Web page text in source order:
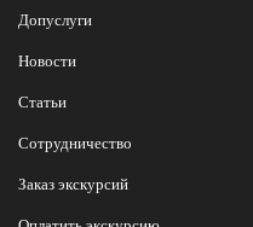
Допуслуги
Новости
Статьи
Сотрудничество
Заказ экскурсий